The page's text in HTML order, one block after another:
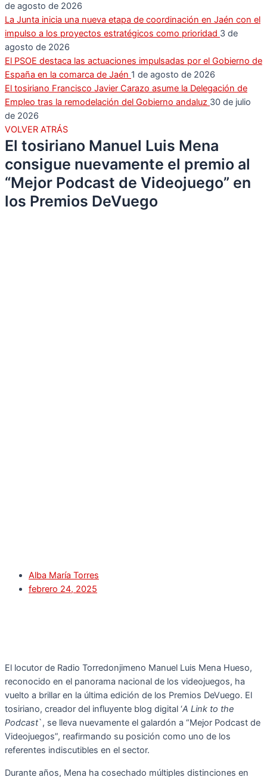
de agosto de 2026
La Junta inicia una nueva etapa de coordinación en Jaén con el
impulso a los proyectos estratégicos como prioridad 3 de
agosto de 2026
El PSOE destaca las actuaciones impulsadas por el Gobierno de
España en la comarca de Jaén 1 de agosto de 2026
El tosiriano Francisco Javier Carazo asume la Delegación de
Empleo tras la remodelación del Gobierno andaluz 30 de julio
de 2026
VOLVER ATRÁS
El tosiriano Manuel Luis Mena
consigue nuevamente el premio al
“Mejor Podcast de Videojuego” en
los Premios DeVuego
Alba María Torres
febrero 24, 2025
El locutor de Radio Torredonjimeno Manuel Luis Mena Hueso,
reconocido en el panorama nacional de los videojuegos, ha
vuelto a brillar en la última edición de los Premios DeVuego. El
tosiriano, creador del influyente blog digital ‘A Link to the
Podcast`, se lleva nuevamente el galardón a “Mejor Podcast de
Videojuegos”, reafirmando su posición como uno de los
referentes indiscutibles en el sector.
Durante años, Mena ha cosechado múltiples distinciones en